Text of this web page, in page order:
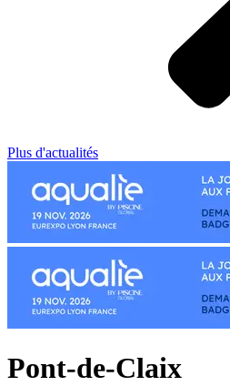
Plus d'actualités
Pont-de-Claix